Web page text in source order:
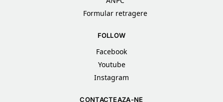
Formular retragere
FOLLOW
Facebook
Youtube
Instagram
CONTACTEAZA-NE